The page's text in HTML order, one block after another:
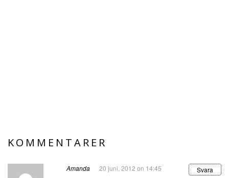
KOMMENTARER
Amanda 20 juni, 2012 on 14:45 Svara